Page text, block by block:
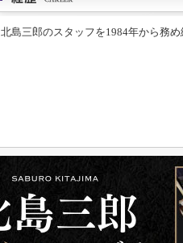
北島三郎のスタッフを1984年から務